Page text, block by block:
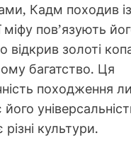
Кадм походив із
міфу пов’язують
відкрив золоті
багатство. Ця
походження
культури.